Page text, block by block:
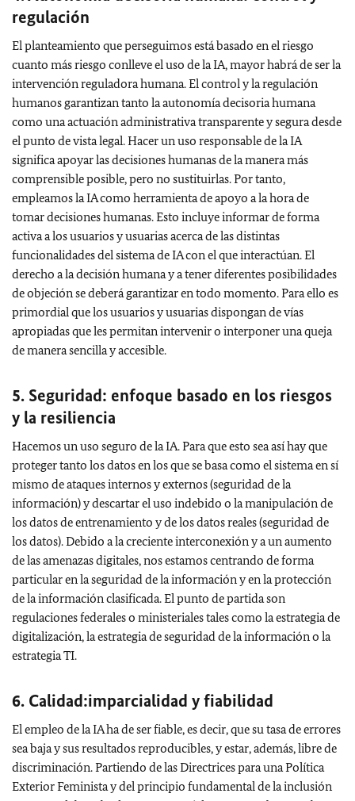
regulación
El planteamiento que perseguimos está basado en el riesgo
cuanto más riesgo conlleve el uso de la IA, mayor habrá de ser la
intervención reguladora humana. El control y la regulación
humanos garantizan tanto la autonomía decisoria humana
como una actuación administrativa transparente y segura desde
el punto de vista legal. Hacer un uso responsable de la IA
significa apoyar las decisiones humanas de la manera más
comprensible posible, pero no sustituirlas. Por tanto,
empleamos la IA como herramienta de apoyo a la hora de
tomar decisiones humanas. Esto incluye informar de forma
activa a los usuarios y usuarias acerca de las distintas
funcionalidades del sistema de IA con el que interactúan. El
derecho a la decisión humana y a tener diferentes posibilidades
de objeción se deberá garantizar en todo momento. Para ello es
primordial que los usuarios y usuarias dispongan de vías
apropiadas que les permitan intervenir o interponer una queja
de manera sencilla y accesible.
5. Seguridad: enfoque basado en los riesgos
y la resiliencia
Hacemos un uso seguro de la IA. Para que esto sea así hay que
proteger tanto los datos en los que se basa como el sistema en sí
mismo de ataques internos y externos (seguridad de la
información) y descartar el uso indebido o la manipulación de
los datos de entrenamiento y de los datos reales (seguridad de
los datos). Debido a la creciente interconexión y a un aumento
de las amenazas digitales, nos estamos centrando de forma
particular en la seguridad de la información y en la protección
de la información clasificada. El punto de partida son
regulaciones federales o ministeriales tales como la estrategia de
digitalización, la estrategia de seguridad de la información o la
estrategia TI.
6. Calidad:imparcialidad y fiabilidad
El empleo de la IA ha de ser fiable, es decir, que su tasa de errores
sea baja y sus resultados reproducibles, y estar, además, libre de
discriminación. Partiendo de las Directrices para una Política
Exterior Feminista y del principio fundamental de la inclusión